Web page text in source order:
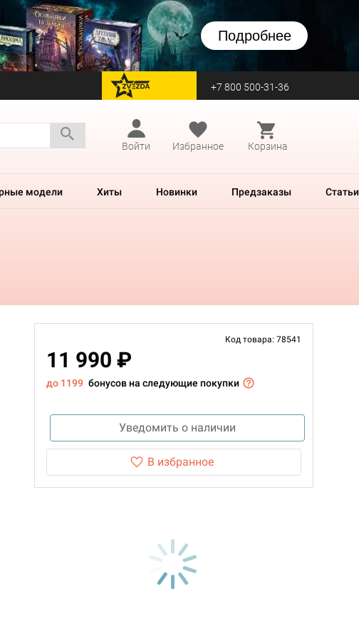
Подробнее
перейти на Zvezda +7 800 500-31-36
Войти
Избранное Корзина
модели Хиты Новинки Предзаказы Статьи
Код товара: 78541
11 990 ₽
до 1199 бонусов на следующие покупки
Уведомить о наличии
В избранное